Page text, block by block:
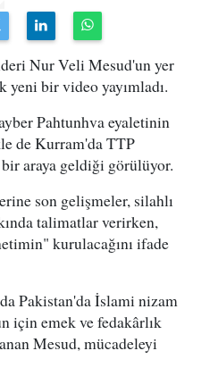
Nur Veli Mesud'un yer
yeni bir video yayımladı.
Pahtunhva eyaletinin
de Kurram'da TTP
araya geldiği görülüyor.
son gelişmeler, silahlı
talimatlar verirken,
kurulacağını ifade
Pakistan'da İslami nizam
için emek ve fedakârlık
Mesud, mücadeleyi